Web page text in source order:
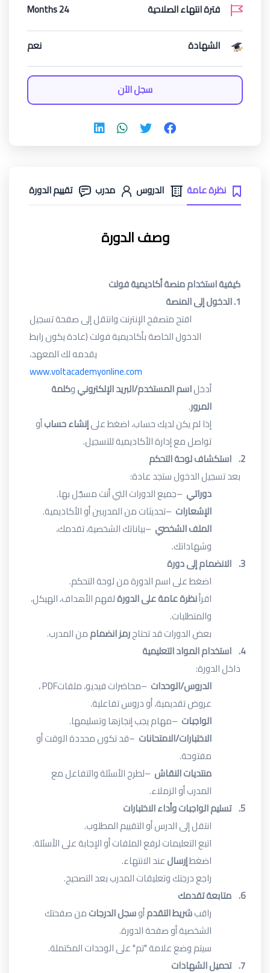
نظرة عامة الدروس مدرب تقييم الدورة
وصف الدورة
كيفية استخدام منصة أكاديمية فولت
1. الدخول إلى المنصة
افتح متصفح الإنترنت وانتقل إلى صفحة تسجيل
الدخول الخاصة بأكاديمية فولت (عادة يكون رابط
يقدمه لك المعهد،
www.voltacademyonline.com
أدخلاسم المستخدم/البريد الإلكترونيوكلمة
المرور.
إذا لم يكن لديك حساب، اضغط علىإنشاء حسابأو
تواصل مع إدارة الأكاديمية للتسجيل.
2. استكشاف لوحة التحكم
بعد تسجيل الدخول ستجد عادة:
دوراتي –جميع الدورات التي أنت مسجّل بها.
الإشعارات –تحديثات من المدربين أو الأكاديمية.
الملف الشخصي –بياناتك الشخصية، تقدمك،
وشهاداتك.
3. الانضمام إلى دورة
اضغط على اسم الدورة من لوحة التحكم.
اقرأنظرة عامة على الدورةلفهم الأهداف، الهيكل،
والمتطلبات.
بعض الدورات قد تحتاجرمز انضماممن المدرب.
4. استخدام المواد التعليمية
داخل الدورة:
الدروس/الوحدات –محاضرات فيديو، ملفاتPDF،
عروض تقديمية، أو دروس تفاعلية.
الواجبات –مهام يجب إنجازها وتسليمها.
الاختبارات/الامتحانات –قد تكون محددة الوقت أو
مفتوحة.
منتديات النقاش –لطرح الأسئلة والتفاعل مع
المدرب أو الزملاء.
5. تسليم الواجبات وأداء الاختبارات
انتقل إلى الدرس أو التقييم المطلوب.
اتبع التعليمات لرفع الملفات أو الإجابة على الأسئلة.
اضغطإرسالعند الانتهاء.
راجع درجتك وتعليقات المدرب بعد التصحيح.
6. متابعة تقدمك
راقبشريط التقدمأوسجل الدرجاتمن صفحتك
الشخصية أو صفحة الدورة.
سيتم وضع علامة "تم" على الوحدات المكتملة.
7. تحميل الشهادات
فترة انتهاء الصلاحية 24 Months
الشهادة نعم
سجل الآن